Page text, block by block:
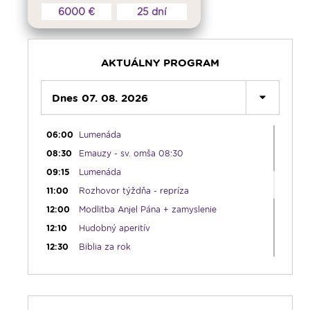
6000 € 25 dní
AKTUÁLNY PROGRAM
Dnes 07. 08. 2026
komentár - reprízy
04:00 Bolestný ruženec
04:25
Čítanie na pokračovanie - repríza
Deň s modlitbou
05:15
Rádio Vatikán - SK (repríza)
05:30
Choďte a hlásajte
05:45
Ranné chvály
06:00
Lumenáda
08:30
Emauzy - sv. omša 08:30
09:15
Lumenáda
11:00
Rozhovor týždňa - repríza
12:00
Modlitba Anjel Pána + zamyslenie
12:10
Hudobný aperitív
12:30
Biblia za rok